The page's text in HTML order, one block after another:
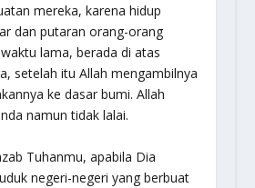
mereka, karena hidup
dan putaran orang-orang
lama, berada di atas
setelah itu Allah mengambilnya
ke dasar bumi. Allah
namun tidak lalai.
Tuhanmu, apabila Dia
negeri-negeri yang berbuat